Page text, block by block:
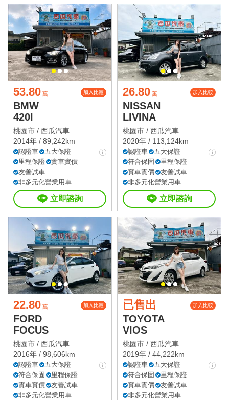
53.80 萬 加入比較
BMW
420I
桃園市 / 西瓜汽車
2014年 / 89,242km
認證車
五大保證
里程保證
實車實價
友善試車
非多元化營業用車
立即諮詢
26.80 萬 加入比較
NISSAN
LIVINA
桃園市 / 西瓜汽車
2020年 / 113,124km
認證車
五大保證
符合保固
里程保證
實車實價
友善試車
非多元化營業用車
立即諮詢
22.80 萬 加入比較
FORD
FOCUS
桃園市 / 西瓜汽車
2016年 / 98,606km
認證車
五大保證
符合保固
里程保證
實車實價
友善試車
非多元化營業用車
已售出 加入比較
TOYOTA
VIOS
桃園市 / 西瓜汽車
2019年 / 44,222km
認證車
五大保證
符合保固
里程保證
實車實價
友善試車
非多元化營業用車